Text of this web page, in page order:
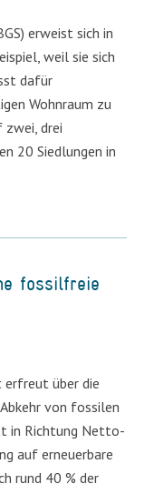
erweist sich in
weil sie sich
dafür
Wohnraum zu
drei
20 Siedlungen in
fossilfreie
erfreut über die
von fossilen
in Richtung Netto-
auf erneuerbare
rund 40 % der